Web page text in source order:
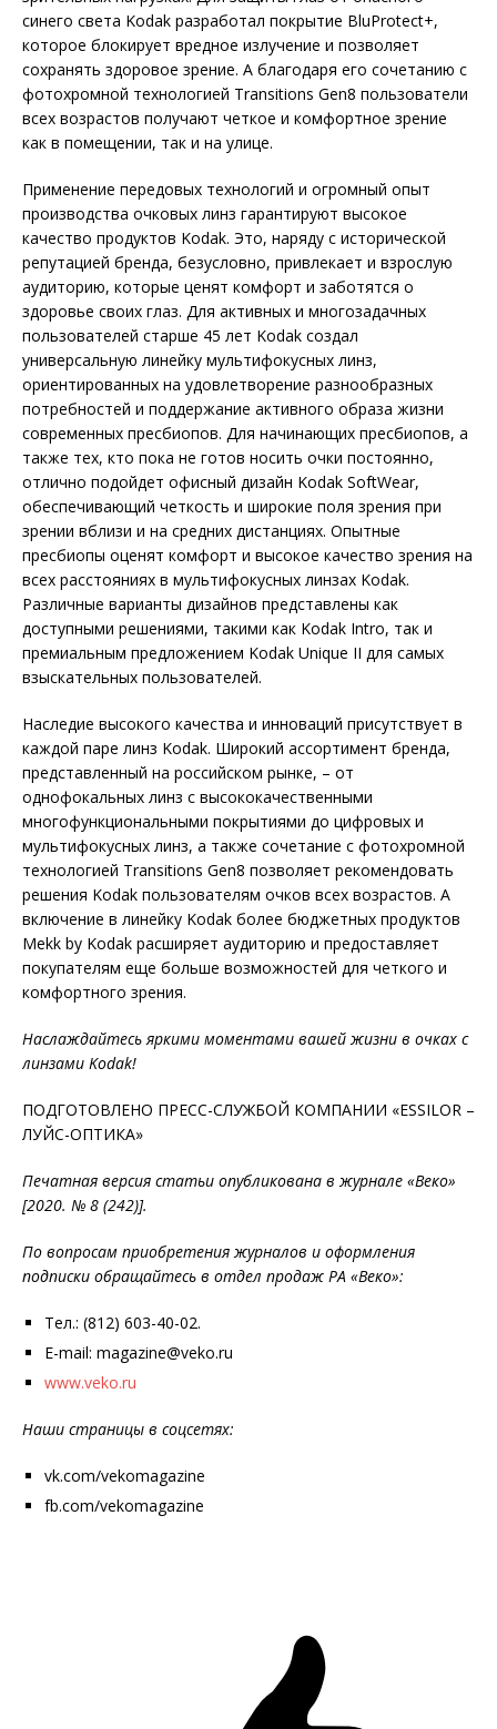
синего света Kodak разработал покрытие BluProtect+,
которое блокирует вредное излучение и позволяет
сохранять здоровое зрение. А благодаря его сочетанию с
фотохромной технологией Transitions Gen8 пользователи
всех возрастов получают четкое и комфортное зрение
как в помещении, так и на улице.
Применение передовых технологий и огромный опыт
производства очковых линз гарантируют высокое
качество продуктов Kodak. Это, наряду с исторической
репутацией бренда, безусловно, привлекает и взрослую
аудиторию, которые ценят комфорт и заботятся о
здоровье своих глаз. Для активных и многозадачных
пользователей старше 45 лет Kodak создал
универсальную линейку мультифокусных линз,
ориентированных на удовлетворение разнообразных
потребностей и поддержание активного образа жизни
современных пресбиопов. Для начинающих пресбиопов, а
также тех, кто пока не готов носить очки постоянно,
отлично подойдет офисный дизайн Kodak SoftWear,
обеспечивающий четкость и широкие поля зрения при
зрении вблизи и на средних дистанциях. Опытные
пресбиопы оценят комфорт и высокое качество зрения на
всех расстояниях в мультифокусных линзах Kodak.
Различные варианты дизайнов представлены как
доступными решениями, такими как Kodak Intro, так и
премиальным предложением Kodak Unique II для самых
взыскательных пользователей.
Наследие высокого качества и инноваций присутствует в
каждой паре линз Kodak. Широкий ассортимент бренда,
представленный на российском рынке, – от
однофокальных линз с высококачественными
многофункциональными покрытиями до цифровых и
мультифокусных линз, а также сочетание с фотохромной
технологией Transitions Gen8 позволяет рекомендовать
решения Kodak пользователям очков всех возрастов. А
включение в линейку Kodak более бюджетных продуктов
Mekk by Kodak расширяет аудиторию и предоставляет
покупателям еще больше возможностей для четкого и
комфортного зрения.
Наслаждайтесь яркими моментами вашей жизни в очках с
линзами Kodak!
ПОДГОТОВЛЕНО ПРЕСС-СЛУЖБОЙ КОМПАНИИ «ESSILOR –
ЛУЙС-ОПТИКА»
Печатная версия статьи опубликована в журнале «Веко»
[2020. № 8 (242)].
По вопросам приобретения журналов и оформления
подписки обращайтесь в отдел продаж РА «Веко»:
Тел.: (812) 603-40-02.
E-mail: magazine@veko.ru
www.veko.ru
Наши страницы в соцсетях:
vk.com/vekomagazine
fb.com/vekomagazine